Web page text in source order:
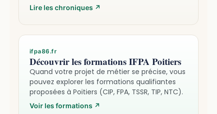
Lire les chroniques ↗
ifpa86.fr
Découvrir les formations IFPA Poitiers
Quand votre projet de métier se précise, vous
pouvez explorer les formations qualifiantes
proposées à Poitiers (CIP, FPA, TSSR, TIP, NTC).
Voir les formations ↗